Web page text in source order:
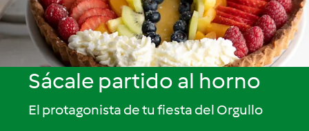
Sácale partido al horno
El protagonista de tu fiesta del Orgullo